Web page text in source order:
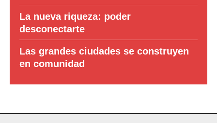
La nueva riqueza: poder
desconectarte
Las grandes ciudades se construyen
en comunidad